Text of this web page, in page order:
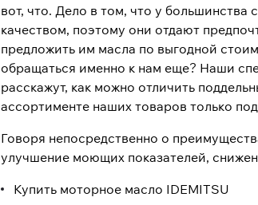
вот, что. Дело в том, что у
качеством, поэтому они отдают
предложить им масла по выгодной
обращаться именно к нам еще? Наши
расскажут, как можно отличить
ассортименте наших товаров только
Говоря непосредственно о
улучшение моющих показателей,
Купить моторное масло IDEMITSU